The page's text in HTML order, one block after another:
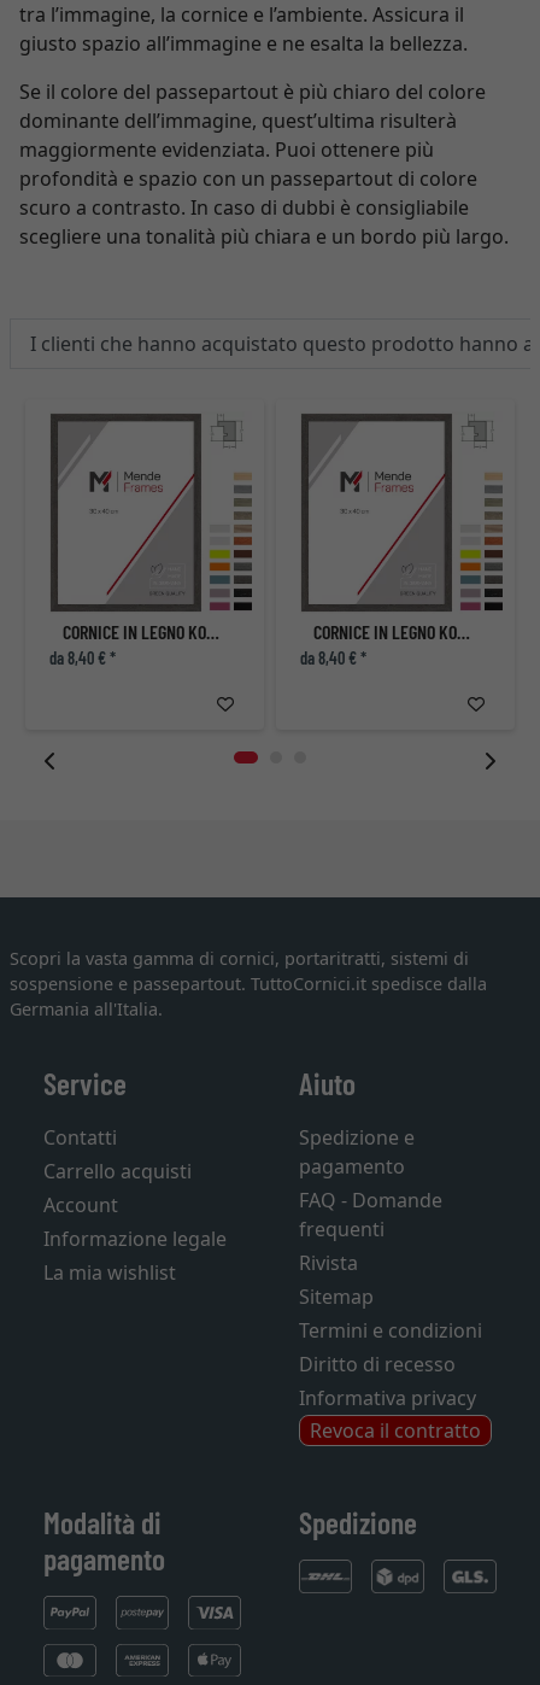
tra l’immagine, la cornice e l’ambiente. Assicura il
giusto spazio all’immagine e ne esalta la bellezza.
Se il colore del passepartout è più chiaro del colore
dominante dell’immagine, quest’ultima risulterà
maggiormente evidenziata. Puoi ottenere più
profondità e spazio con un passepartout di colore
scuro a contrasto. In caso di dubbi è consigliabile
scegliere una tonalità più chiara e un bordo più largo.
I clienti che hanno acquistato questo prodotto hanno
CORNICE IN LEGNO KOUDOU
da 8,40 € *
CORNICE IN LEGNO KOUDOU
da 8,40 € *
Scopri la vasta gamma di cornici, portaritratti, sistemi di
sospensione e passepartout. TuttoCornici.it spedisce dalla
Germania all'Italia.
Service
Contatti
Carrello acquisti
Account
Informazione legale
La mia wishlist
Aiuto
Spedizione e
pagamento
FAQ - Domande
frequenti
Rivista
Sitemap
Termini e condizioni
Diritto di recesso
Informativa privacy
Revoca il contratto
Modalità di
pagamento
Spedizione